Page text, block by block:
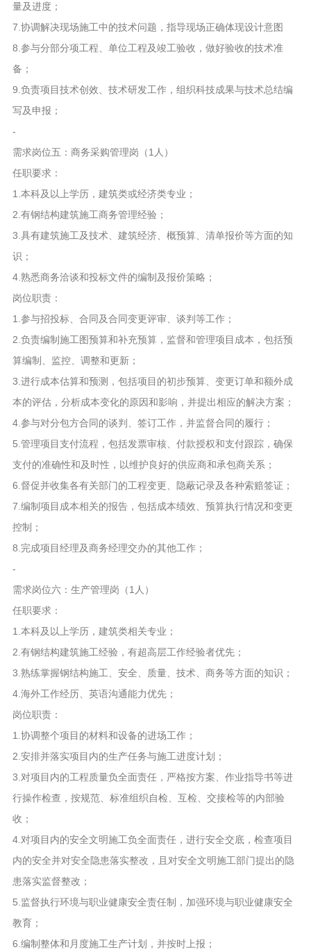
量及进度；
7.协调解决现场施工中的技术问题，指导现场正确体现设计意图
8.参与分部分项工程、单位工程及竣工验收，做好验收的技术准
备；
9.负责项目技术创效、技术研发工作，组织科技成果与技术总结编
写及申报；
-
需求岗位五：商务采购管理岗（1人）
任职要求：
1.本科及以上学历，建筑类或经济类专业；
2.有钢结构建筑施工商务管理经验；
3.具有建筑施工及技术、建筑经济、概预算、清单报价等方面的知
识；
4.熟悉商务洽谈和投标文件的编制及报价策略；
岗位职责：
1.参与招投标、合同及合同变更评审、谈判等工作；
2.负责编制施工图预算和补充预算，监督和管理项目成本，包括预
算编制、监控、调整和更新；
3.进行成本估算和预测，包括项目的初步预算、变更订单和额外成
本的评估，分析成本变化的原因和影响，并提出相应的解决方案；
4.参与对分包方合同的谈判、签订工作，并监督合同的履行；
5.管理项目支付流程，包括发票审核、付款授权和支付跟踪，确保
支付的准确性和及时性，以维护良好的供应商和承包商关系；
6.督促并收集各有关部门的工程变更、隐蔽记录及各种索赔签证；
7.编制项目成本相关的报告，包括成本绩效、预算执行情况和变更
控制；
8.完成项目经理及商务经理交办的其他工作；
-
需求岗位六：生产管理岗（1人）
任职要求：
1.本科及以上学历，建筑类相关专业；
2.有钢结构建筑施工经验，有超高层工作经验者优先；
3.熟练掌握钢结构施工、安全、质量、技术、商务等方面的知识；
4.海外工作经历、英语沟通能力优先；
岗位职责：
1.协调整个项目的材料和设备的进场工作；
2.安排并落实项目内的生产任务与施工进度计划；
3.对项目内的工程质量负全面责任，严格按方案、作业指导书等进
行操作检查，按规范、标准组织自检、互检、交接检等的内部验
收；
4.对项目内的安全文明施工负全面责任，进行安全交底，检查项目
内的安全并对安全隐患落实整改，且对安全文明施工部门提出的隐
患落实监督整改；
5.监督执行环境与职业健康安全责任制，加强环境与职业健康安全
教育；
6.编制整体和月度施工生产计划，并按时上报；